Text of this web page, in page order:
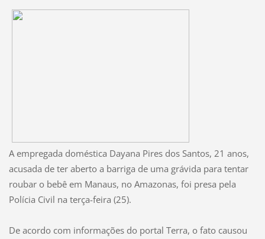
A empregada doméstica Dayana Pires dos Santos, 21 anos,
acusada de ter aberto a barriga de uma grávida para tentar
roubar o bebê em Manaus, no Amazonas, foi presa pela
Polícia Civil na terça-feira (25).
De acordo com informações do portal Terra, o fato causou